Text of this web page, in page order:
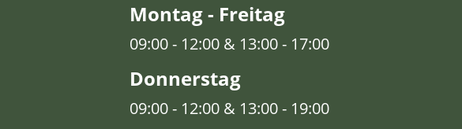
Montag - Freitag
09:00 - 12:00 & 13:00 - 17:00
Donnerstag
09:00 - 12:00 & 13:00 - 19:00